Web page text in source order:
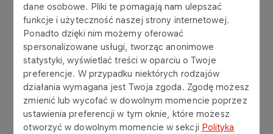
dane osobowe. Pliki te pomagają nam ulepszać
funkcje i użyteczność naszej strony internetowej.
Ponadto dzięki nim możemy oferować
spersonalizowane usługi, tworząc anonimowe
statystyki, wyświetlać treści w oparciu o Twoje
preferencje. W przypadku niektórych rodzajów
działania wymagana jest Twoja zgoda. Zgodę możesz
zmienić lub wycofać w dowolnym momencie poprzez
ustawienia preferencji w tym oknie, które możesz
otworzyć w dowolnym momencie w sekcji Polityka
W ORLEN Administracja przywiązujemy ogromną
wagę do ochrony danych osobowych, stosując
najwyższe standardy bezpieczeństwa i dbając o
zgodność z przepisami RODO. Każdy z nas ma
wpływ na to, jak chronimy swoje dane –
odpowiednie hasła, ostrożność w udostępnianiu
informacji czy znajomość swoich praw to
kluczowe elementy świadomego zarządzania
danymi.